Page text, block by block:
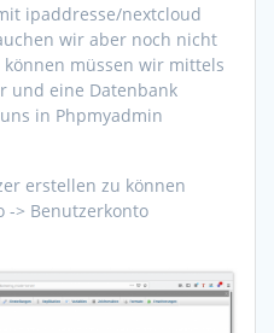
ipaddresse/nextcloud
wir aber noch nicht
müssen wir mittels
und eine Datenbank
in Phpmyadmin
erstellen zu können
-> Benutzerkonto